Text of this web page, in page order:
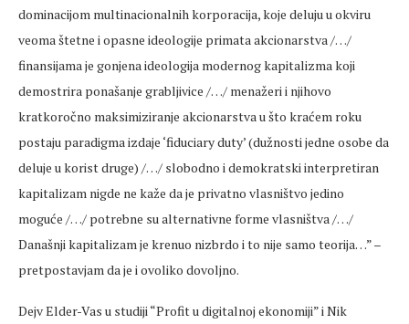
dominacijom multinacionalnih korporacija, koje deluju u okviru
veoma štetne i opasne ideologije primata akcionarstva /…/
finansijama je gonjena ideologija modernog kapitalizma koji
demostrira ponašanje grabljivice /…/ menažeri i njihovo
kratkoročno maksimiziranje akcionarstva u što kraćem roku
postaju paradigma izdaje ‘fiduciary duty’ (dužnosti jedne osobe da
deluje u korist druge) /…/ slobodno i demokratski interpretiran
kapitalizam nigde ne kaže da je privatno vlasništvo jedino
moguće /…/ potrebne su alternativne forme vlasništva /…/
Današnji kapitalizam je krenuo nizbrdo i to nije samo teorija…” –
pretpostavjam da je i ovoliko dovoljno.
Dejv Elder-Vas u studiji “Profit u digitalnoj ekonomiji” i Nik